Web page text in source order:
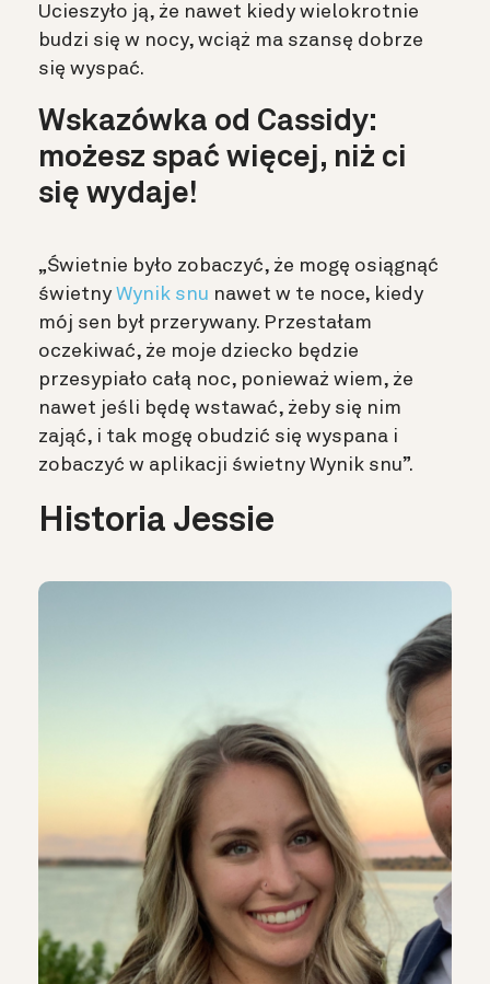
Ucieszyło ją, że nawet kiedy wielokrotnie
budzi się w nocy, wciąż ma szansę dobrze
się wyspać.
Wskazówka od Cassidy:
możesz spać więcej, niż ci
się wydaje!
„Świetnie było zobaczyć, że mogę osiągnąć
świetny Wynik snu nawet w te noce, kiedy
mój sen był przerywany. Przestałam
oczekiwać, że moje dziecko będzie
przesypiało całą noc, ponieważ wiem, że
nawet jeśli będę wstawać, żeby się nim
zająć, i tak mogę obudzić się wyspana i
zobaczyć w aplikacji świetny Wynik snu”.
Historia Jessie